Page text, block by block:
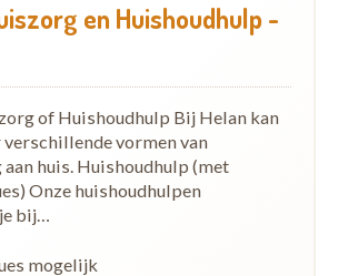
en Huishoudhulp -
of Huishoudhulp Bij Helan kan
vormen van
huis. Huishoudhulp (met
Onze huishoudhulpen
bij…
mogelijk